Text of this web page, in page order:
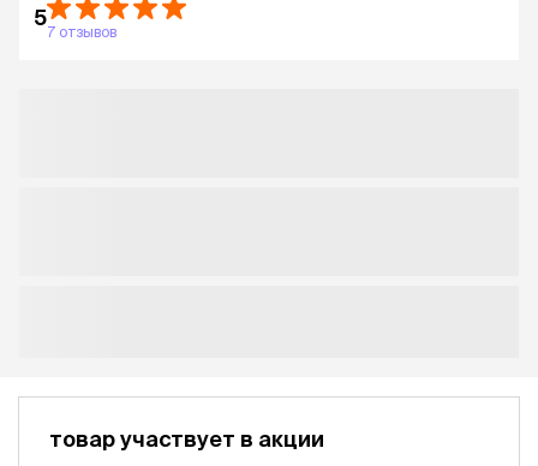
5
7 отзывов
товар участвует в акции